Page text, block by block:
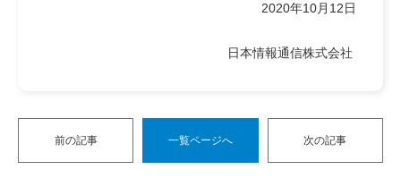
2020年10月12日
日本情報通信株式会社
前の記事 一覧ページへ 次の記事